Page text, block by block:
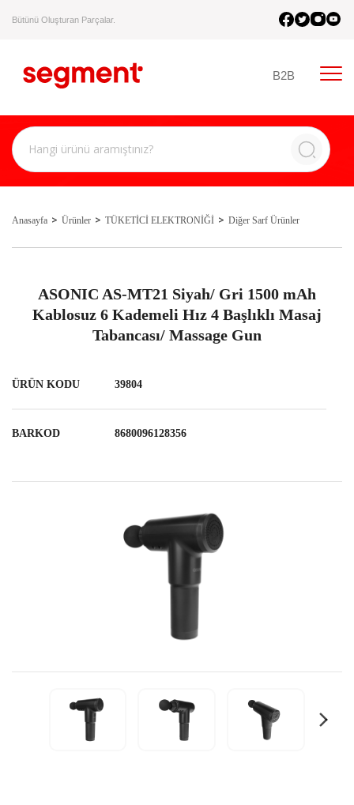
Bütünü Oluşturan Parçalar.
B2B
Anasayfa Ürünler TÜKETİCİ ELEKTRONİĞİ Diğer Sarf Ürünler
ASONIC AS-MT21 Siyah/ Gri 1500 mAh
Kablosuz 6 Kademeli Hız 4 Başlıklı Masaj
Tabancası/ Massage Gun
ÜRÜN KODU 39804
BARKOD 8680096128356